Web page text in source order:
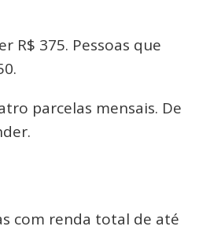
R$ 375. Pessoas que
parcelas mensais. De
com renda total de até